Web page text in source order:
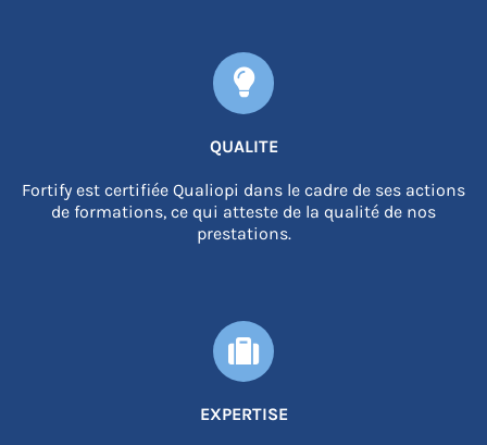
QUALITE
Fortify est certifiée Qualiopi dans le cadre de ses actions
de formations, ce qui atteste de la qualité de nos
prestations.
EXPERTISE